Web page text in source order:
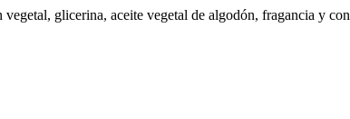
glicerina, aceite vegetal de algodón, fragancia y